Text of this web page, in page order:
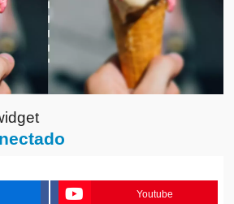
Youtube